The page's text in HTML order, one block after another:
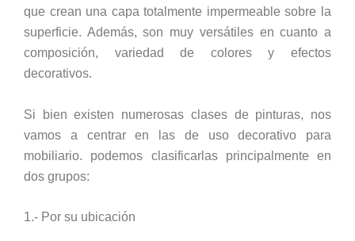
que crean una capa totalmente impermeable sobre la
superficie. Además, son muy versátiles en cuanto a
composición, variedad de colores y efectos
decorativos.
Si bien existen numerosas clases de pinturas, nos
vamos a centrar en las de uso decorativo para
mobiliario. podemos clasificarlas principalmente en
dos grupos:
1.- Por su ubicación